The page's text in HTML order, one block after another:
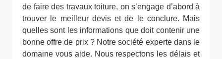
de faire des travaux toiture, on s’engage d’abord à
trouver le meilleur devis et de le conclure. Mais
quelles sont les informations que doit contenir une
bonne offre de prix ? Notre société experte dans le
domaine vous aide. Nous respectons les délais et